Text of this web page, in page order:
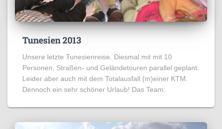
Tunesien 2013
Unsere letzte Tunesienreise. Diesmal mit mit 10
Personen, Straßen- und Geländetouren parallel geplant.
Leider aber auch mit dem Totalausfall (m)einer KTM.
Dennoch ein sehr schöner Urlaub! Das Team: